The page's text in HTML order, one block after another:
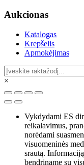
Aukcionas
Katalogas
Krepšelis
Apmokėjimas
×
Vykdydami ES
reikalavimus,
norėdami
visuomeninės
srautą.
bendriname su